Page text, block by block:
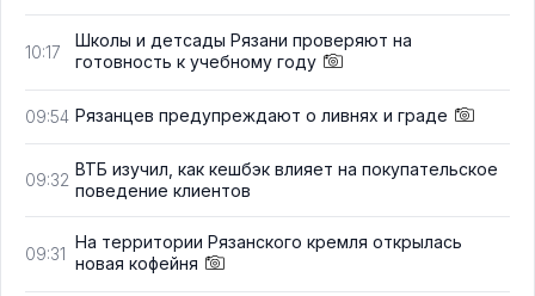
10:17
Школы и детсады Рязани проверяют на
готовность к учебному году
09:54 Рязанцев предупреждают о ливнях и граде
09:32
ВТБ изучил, как кешбэк влияет на покупательское
поведение клиентов
09:31
На территории Рязанского кремля открылась
новая кофейня